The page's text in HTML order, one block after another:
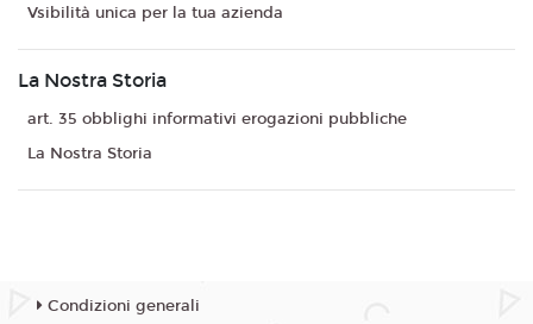
Vsibilità unica per la tua azienda
La Nostra Storia
art. 35 obblighi informativi erogazioni pubbliche
La Nostra Storia
Condizioni generali